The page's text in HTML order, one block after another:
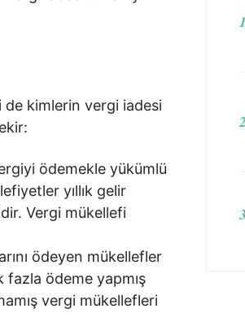
de kimlerin vergi iadesi
ödemekle yükümlü
yıllık gelir
Vergi mükellefi
ödeyen mükellefler
fazla ödeme yapmış
vergi mükellefleri